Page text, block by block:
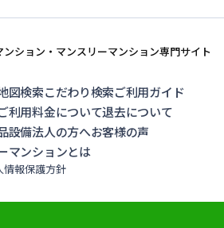
ション・マンスリーマンション専門サイト
図検索こだわり検索ご利用ガイド
利用料金について退去について
設備法人の方へお客様の声
マンションとは
情報保護方針